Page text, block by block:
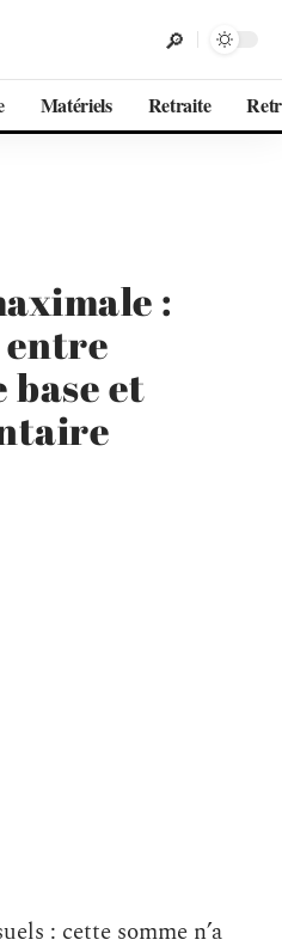
Matériels Retraite
:
et
: cette somme n’a